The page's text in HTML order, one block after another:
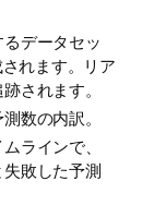
データセッ
れます。リア
されます。
数の内訳。
ラインで、
敗した予測